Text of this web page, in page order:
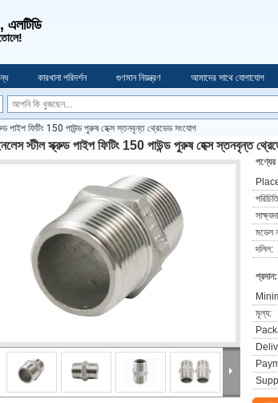
এলটিডি
কারখানা পরিদর্শন গুণমান নিয়ন্ত্রণ আমাদের সাথে যোগাযোগ
পাইপ ফিটিং 150 পাউন্ড পুরুষ হেক্স স্তনবৃন্ত থ্রেডেড সংযোগ
স্টীল স্ক্রুড পাইপ ফিটিং 150 পাউন্ড পুরুষ হেক্স স্তনবৃন্ত
পণ্যের
মডেল
দলিল:
প্রদান:
মূল্য: